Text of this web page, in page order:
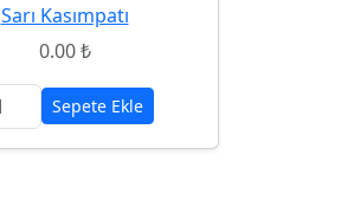
Sarı Kasımpatı
0.00 ₺
Sepete Ekle